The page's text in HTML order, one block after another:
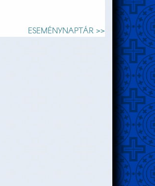
ESEMÉNYNAPTÁR >>